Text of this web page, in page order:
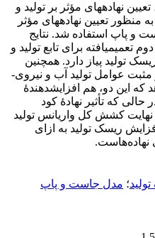
نهاده­های مؤثر بر تولید و
منظور تعیین نهاده­های مؤثر
و پاپ استفاده شد. نتایج
برای تابع تولید و
تولید پیاز دارد. همچنین
نتایج براورد این دو تابع حاکی از اثر مثبت عوامل تولید آب و نیروی­
این دو، هم افزایش­دهندۀ
حالی که تأثیر نهادۀ کود
کشش کل واریانس تولید
افزایش ریسک تولید به ازای
؛ مدل جاست و پاپ